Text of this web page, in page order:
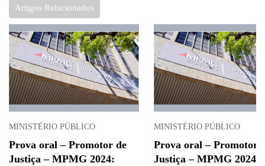
Artigos Relacionados
MINISTÉRIO PÚBLICO
Prova oral – Promotor de
Justiça – MPMG 2024:
MINISTÉRIO PÚBLICO
Prova oral – Promotor
Justiça – MPMG 2024: